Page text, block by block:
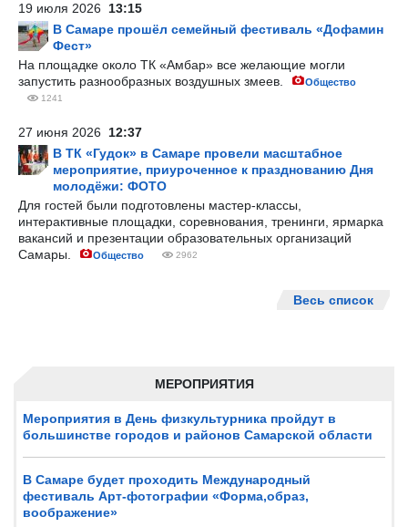
МЕРОПРИЯТИЯ
Мероприятия в День физкультурника пройдут в
большинстве городов и районов Самарской области
В Самаре будет проходить Международный
фестиваль Арт-фотографии «Форма,образ,
воображение»
19 июля 2026 13:15
В Самаре прошёл семейный фестиваль «Дофамин
Фест»
На площадке около ТК «Амбар» все желающие могли
запустить разнообразных воздушных змеев.
Общество
1241
27 июня 2026 12:37
В ТК «Гудок» в Самаре провели масштабное
мероприятие, приуроченное к празднованию Дня
молодёжи: ФОТО
Для гостей были подготовлены мастер-классы,
интерактивные площадки, соревнования, тренинги, ярмарка
вакансий и презентации образовательных организаций
Самары.
Общество 2962
Весь список